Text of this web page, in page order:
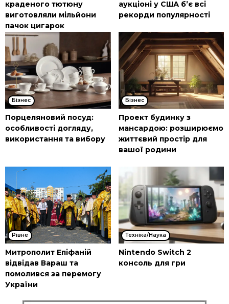
краденого тютюну
виготовляли мільйони
пачок цигарок
аукціоні у США б’є всі
рекорди популярності
Бізнес
Порцеляновий посуд:
особливості догляду,
використання та вибору
Бізнес
Проект будинку з
мансардою: розширюємо
життєвий простір для
вашої родини
Рівне
Митрополит Епіфаній
відвідав Вараш та
помолився за перемогу
України
Техніка/Наука
Nintendo Switch 2
консоль для гри